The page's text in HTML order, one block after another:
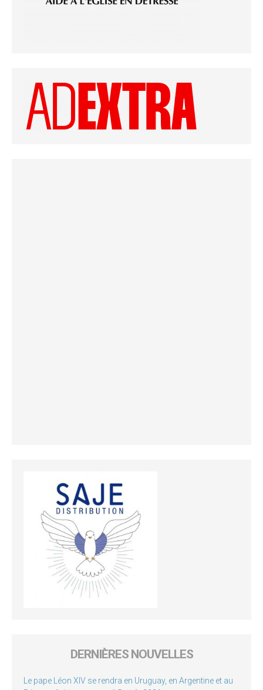
DERNIÈRES NOUVELLES
Le pape Léon XIV se rendra en Uruguay, en Argentine et au